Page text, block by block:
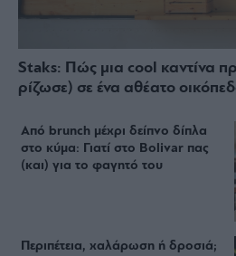
Staks: Πώς μια cool καντίνα
ρίζωσε) σε ένα αθέατο
Από brunch μέχρι δείπνο δίπλα
στο κύμα: Γιατί στο Bolivar πας
(και) για το φαγητό του
Περιπέτεια, χαλάρωση ή δροσιά;